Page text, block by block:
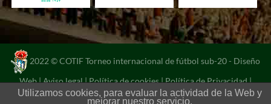
2022 © COTIF Torneo internacional de fútbol sub-20 - Diseño
Web|Aviso legal|Política de cookies|Política de Privacidad|
Portal de transparencia
Utilizamos cookies, para evaluar la actividad de la Web y
mejorar nuestro servicio.